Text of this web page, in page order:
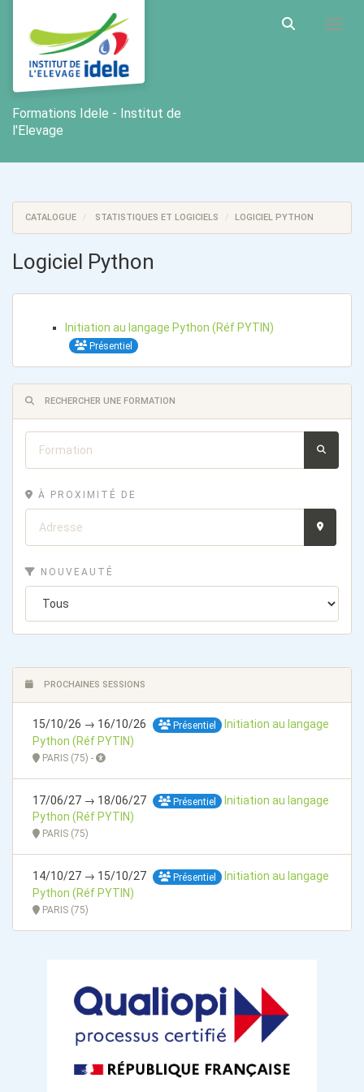
Aller au menu principal
Aller au contenu principal
Personnaliser l'interface
Formations Idele - Institut de
l'Elevage
CATALOGUE STATISTIQUES ET LOGICIELS LOGICIEL PYTHON
Logiciel Python
Initiation au langage Python (Réf PYTIN)
Présentiel
RECHERCHER UNE FORMATION
À PROXIMITÉ DE
NOUVEAUTÉ
PROCHAINES SESSIONS
15/10/26 → 16/10/26 Présentiel
Initiation au langage
Python (Réf PYTIN)
PARIS (75) -
17/06/27 → 18/06/27 Présentiel
Initiation au langage
Python (Réf PYTIN)
PARIS (75)
14/10/27 → 15/10/27 Présentiel
Initiation au langage
Python (Réf PYTIN)
PARIS (75)